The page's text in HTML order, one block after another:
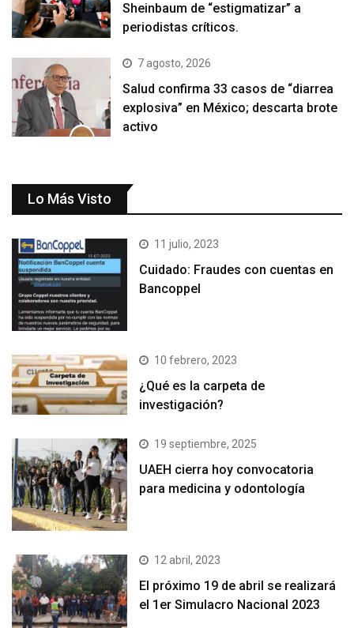
Sheinbaum de “estigmatizar” a
periodistas críticos.
7 agosto, 2026
Salud confirma 33 casos de “diarrea
explosiva” en México; descarta brote
activo
Lo Más Visto
11 julio, 2023
Cuidado: Fraudes con cuentas en
Bancoppel
10 febrero, 2023
¿Qué es la carpeta de
investigación?
19 septiembre, 2025
UAEH cierra hoy convocatoria
para medicina y odontología
12 abril, 2023
El próximo 19 de abril se realizará
el 1er Simulacro Nacional 2023